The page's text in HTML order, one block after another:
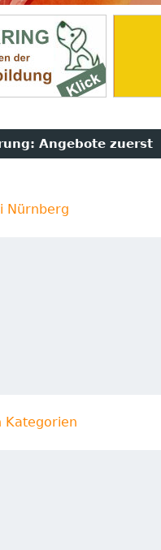
Angebote zuerst
Nürnberg
Kategorien